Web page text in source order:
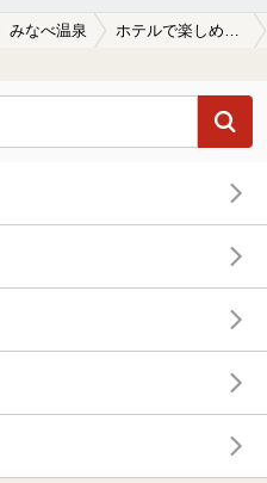
みなべ温泉 ホテルで楽しめるみなべ温泉の温泉、日帰り温泉、スーパー銭湯おすすめ